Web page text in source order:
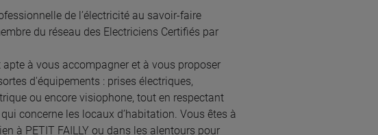
de l’électricité au savoir-faire
du réseau des Electriciens Certifiés par
apte à vous accompagner et à vous proposer
d'équipements : prises électriques,
ou encore visiophone, tout en respectant
concerne les locaux d’habitation. Vous êtes à
à PETIT FAILLY ou dans les alentours pour